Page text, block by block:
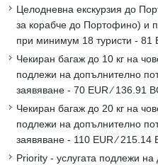
Целодневна екскурзия до
за корабче до Портофино) и
при минимум 18 туристи - 81
Чекиран багаж до 10 кг на
подлежи на допълнително
заявяване - 70 EUR ∕ 136.91
Чекиран багаж до 20 кг на
подлежи на допълнително
заявяване - 110 EUR ∕ 215.14
Priority - услугата подлежи